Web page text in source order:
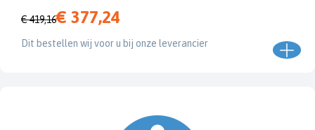
€ 419,16€ 377,24
Dit bestellen wij voor u bij onze leverancier